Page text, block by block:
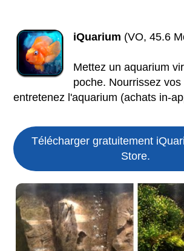
iQuarium (VO, 45.6
Mettez un aquarium
poche. Nourrissez
entretenez l'aquarium (achats in-
Télécharger gratuitement
Store.